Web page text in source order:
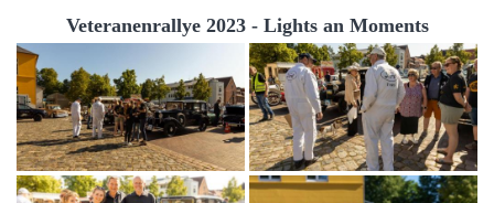
Veteranenrallye 2023 - Lights an Moments